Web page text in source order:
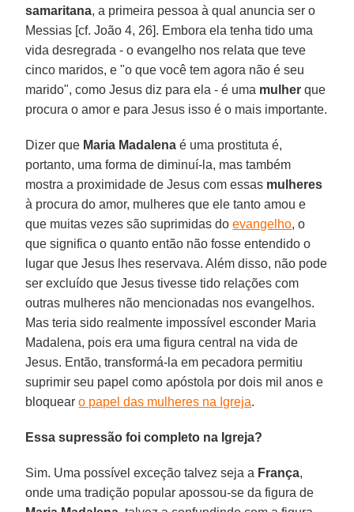
samaritana, a primeira pessoa à qual anuncia ser o
Messias [cf. João 4, 26]. Embora ela tenha tido uma
vida desregrada - o evangelho nos relata que teve
cinco maridos, e "o que você tem agora não é seu
marido", como Jesus diz para ela - é uma mulher que
procura o amor e para Jesus isso é o mais importante.
Dizer que Maria Madalena é uma prostituta é,
portanto, uma forma de diminuí-la, mas também
mostra a proximidade de Jesus com essas mulheres
à procura do amor, mulheres que ele tanto amou e
que muitas vezes são suprimidas doevangelho, o
que significa o quanto então não fosse entendido o
lugar que Jesus lhes reservava. Além disso, não pode
ser excluído que Jesus tivesse tido relações com
outras mulheres não mencionadas nos evangelhos.
Mas teria sido realmente impossível esconder Maria
Madalena, pois era uma figura central na vida de
Jesus. Então, transformá-la em pecadora permitiu
suprimir seu papel como apóstola por dois mil anos e
bloquearo papel das mulheres na Igreja.
Essa supressão foi completo na Igreja?
Sim. Uma possível exceção talvez seja a França,
onde uma tradição popular apossou-se da figura de